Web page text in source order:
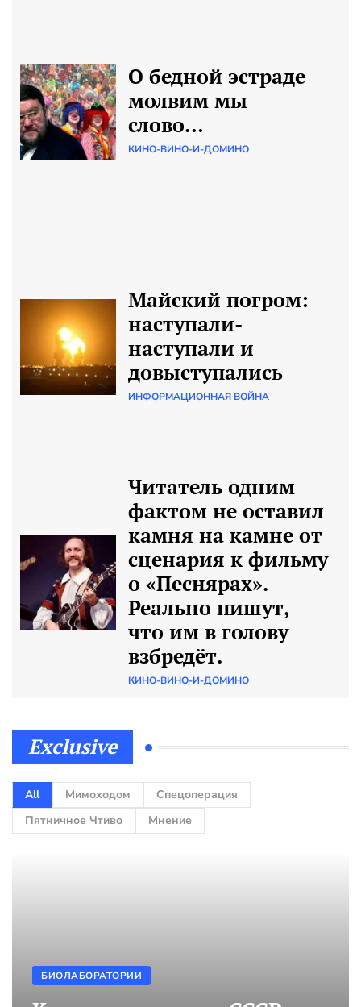
О бедной эстраде
молвим мы
слово…
КИНО-ВИНО-И-ДОМИНО
Майский погром:
наступали-
наступали и
довыступались
ИНФОРМАЦИОННАЯ ВОЙНА
Читатель одним
фактом не оставил
камня на камне от
сценария к фильму
о «Песнярах».
Реально пишут,
что им в голову
взбредёт.
КИНО-ВИНО-И-ДОМИНО
Exclusive
All Мимоходом
Спецоперация
Пятничное Чтиво
Мнение
БИОЛАБОРАТОРИИ